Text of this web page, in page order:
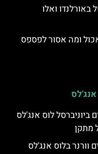
באורלנדו ואלו
ומה אסור לפספס
אנג'לס
ביוניברסל לוס אנג'לס
מתקן
וורנר בלוס אנג'לס